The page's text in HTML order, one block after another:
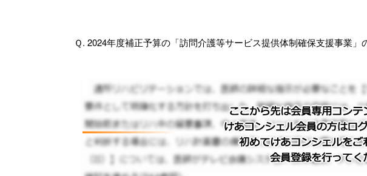
Ｑ. 2024年度補正予算の「訪問介護等サービス提供体制確保支援事業